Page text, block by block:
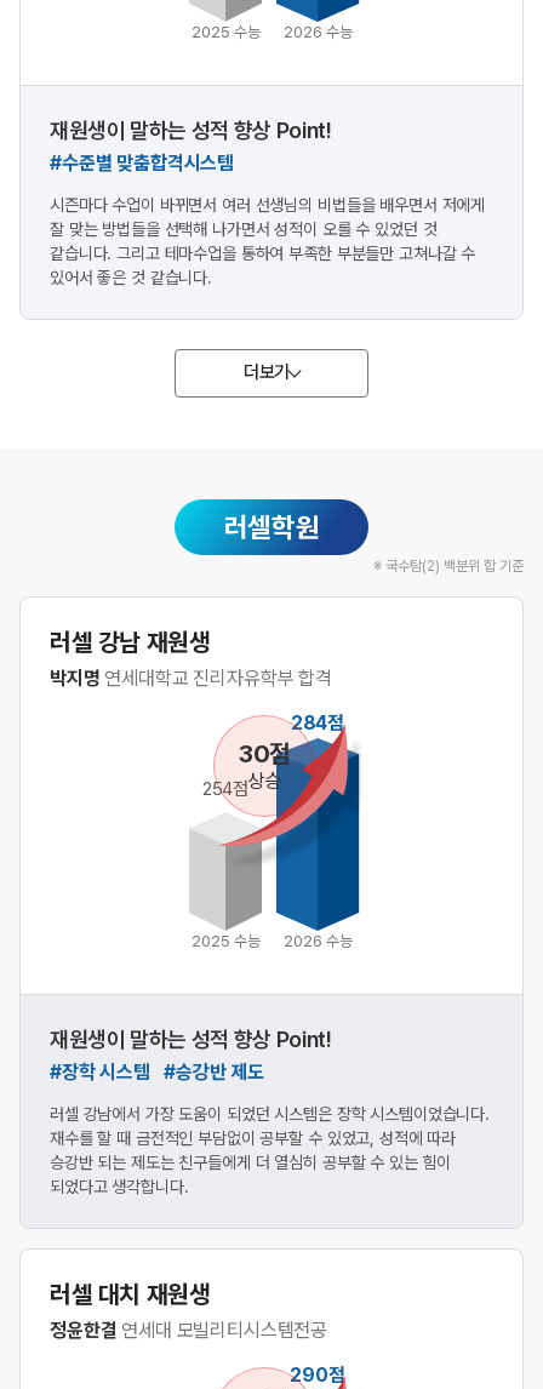
2025 수능 2026 수능
재원생이 말하는 성적 향상 Point!
#수준별 맞춤합격시스템
시즌마다 수업이 바뀌면서 여러 선생님의 비법들을 배우면서 저에게
잘 맞는 방법들을 선택해 나가면서 성적이 오를 수 있었던 것
같습니다. 그리고 테마수업을 통하여 부족한 부분들만 고쳐나갈 수
있어서 좋은 것 같습니다.
더보기
러셀학원
※ 국수탐(2) 백분위 합 기준
러셀 강남 재원생
박지명 연세대학교 진리자유학부 합격
254점
2025 수능
30점
상승
284점
2026 수능
재원생이 말하는 성적 향상 Point!
#장학 시스템 #승강반 제도
러셀 강남에서 가장 도움이 되었던 시스템은 장학 시스템이었습니다.
재수를 할 때 금전적인 부담없이 공부할 수 있었고, 성적에 따라
승강반 되는 제도는 친구들에게 더 열심히 공부할 수 있는 힘이
되었다고 생각합니다.
러셀 대치 재원생
정윤한결 연세대 모빌리티시스템전공
290점